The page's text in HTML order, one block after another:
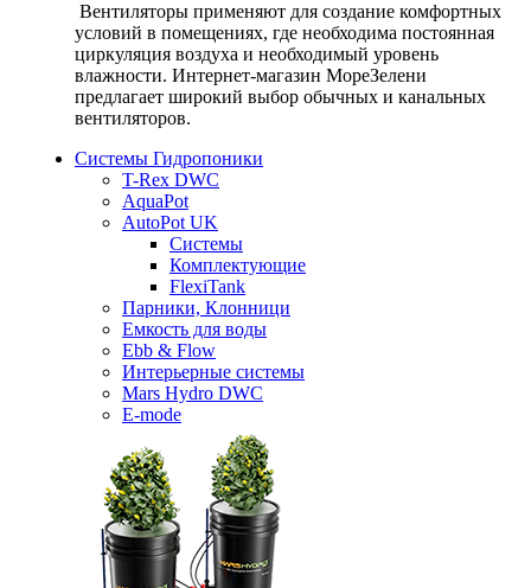
Вентиляторы применяют для создание комфортных
условий в помещениях, где необходима постоянная
циркуляция воздуха и необходимый уровень
влажности. Интернет-магазин МореЗелени
предлагает широкий выбор обычных и канальных
вентиляторов.
Системы Гидропоники
T-Rex DWC
AquaPot
AutoPot UK
Системы
Комплектующие
FlexiTank
Парники, Клонници
Емкость для воды
Ebb & Flow
Интерьерные системы
Mars Hydro DWC
E-mode